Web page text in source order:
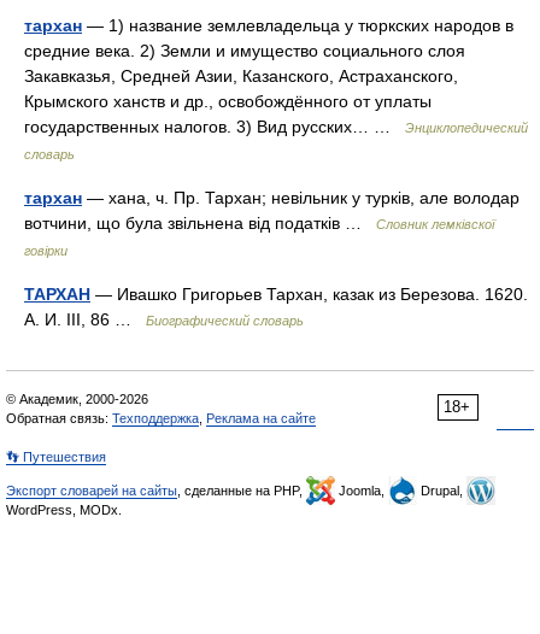
тархан — 1) название землевладельца у тюркских народов в
средние века. 2) Земли и имущество социального слоя
Закавказья, Средней Азии, Казанского, Астраханского,
Крымского ханств и др., освобождённого от уплаты
государственных налогов. 3) Вид русских… …
Энциклопедический
словарь
тархан — хана, ч. Пр. Тархан; невільник у турків, але володар
вотчини, що була звільнена від податків …
Словник лемківскої
говірки
ТАРХАН — Ивашко Григорьев Тархан, казак из Березова. 1620.
А. И. III, 86 …
Биографический словарь
18+
© Академик, 2000-2026
Обратная связь: Техподдержка Реклама на сайте
👣 Путешествия
Экспорт словарей на сайты , сделанные на PHP, Joomla,
Drupal,
WordPress, MODx.